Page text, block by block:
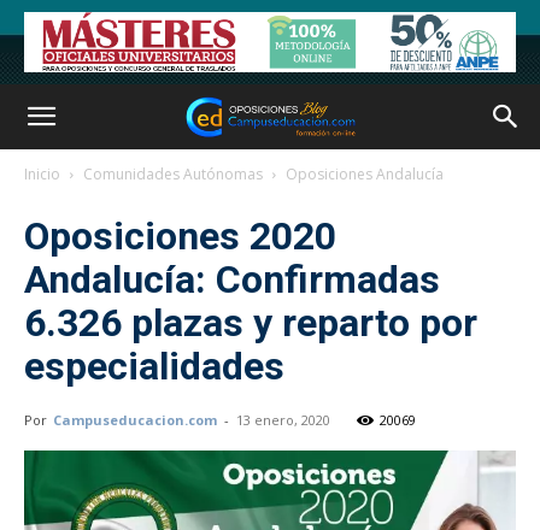
Inicio Comunidades Autónomas Oposiciones Andalucía
Oposiciones 2020
Andalucía: Confirmadas
6.326 plazas y reparto por
especialidades
Por Campuseducacion.com - 13 enero, 2020 20069